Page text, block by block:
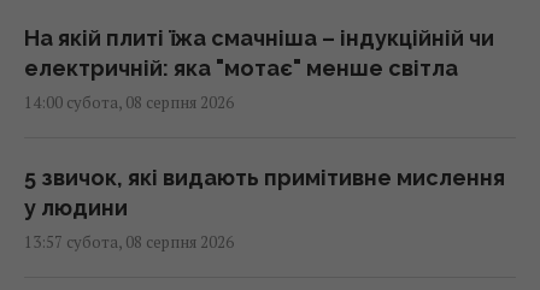
На якій плиті їжа смачніша – індукційній чи
електричній: яка "мотає" менше світла
14:00 субота, 08 серпня 2026
5 звичок, які видають примітивне мислення
у людини
13:57 субота, 08 серпня 2026